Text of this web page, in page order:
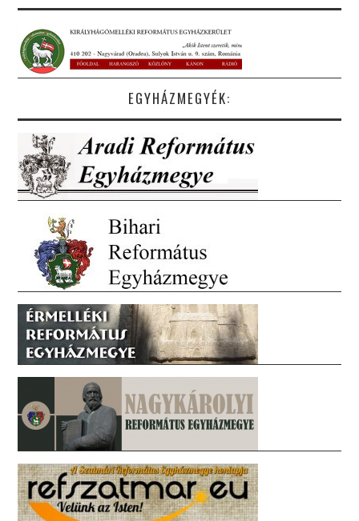
EGYHÁZMEGYÉK: